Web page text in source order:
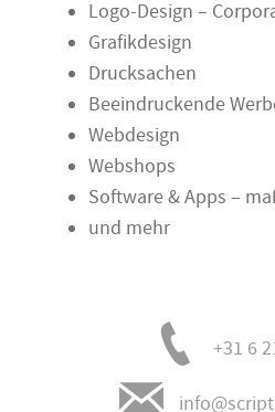
Logo-Design –
Grafikdesign
Drucksachen
Beeindruckende
Webdesign
Webshops
Software & Apps –
und mehr
+31 6